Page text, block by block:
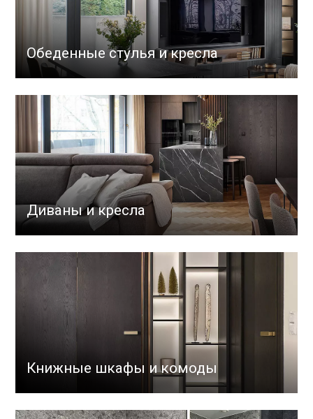
Обеденные стулья и кресла
Диваны и кресла
Книжные шкафы и комоды